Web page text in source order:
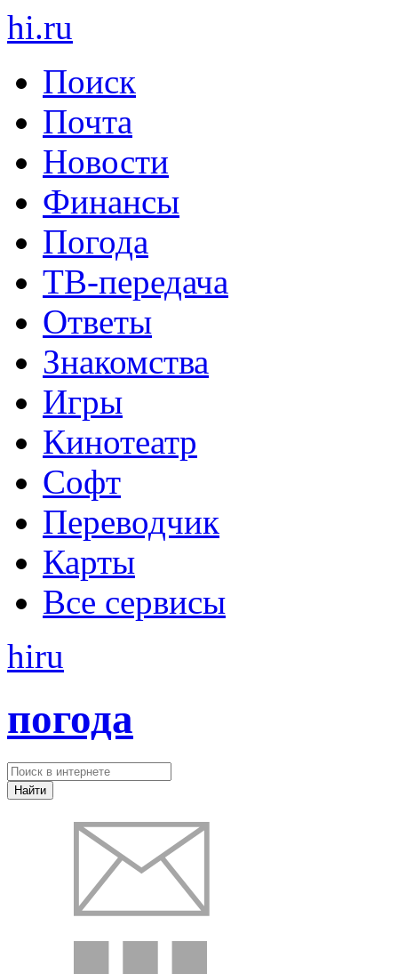
hi.ru
Поиск
Почта
Новости
Финансы
Погода
ТВ-передача
Ответы
Знакомства
Игры
Кинотеатр
Софт
Переводчик
Карты
Все сервисы
hiru
погода
Найти